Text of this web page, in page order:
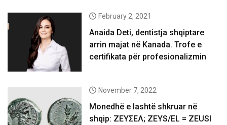
February 2, 2021
Anaida Deti, dentistja shqiptare
arrin majat në Kanada. Trofe e
certifikata për profesionalizmin
November 7, 2022
Monedhë e lashtë shkruar në
shqip: ΖΕΥΣΕΛ; ZEYS/EL = ZEUSI